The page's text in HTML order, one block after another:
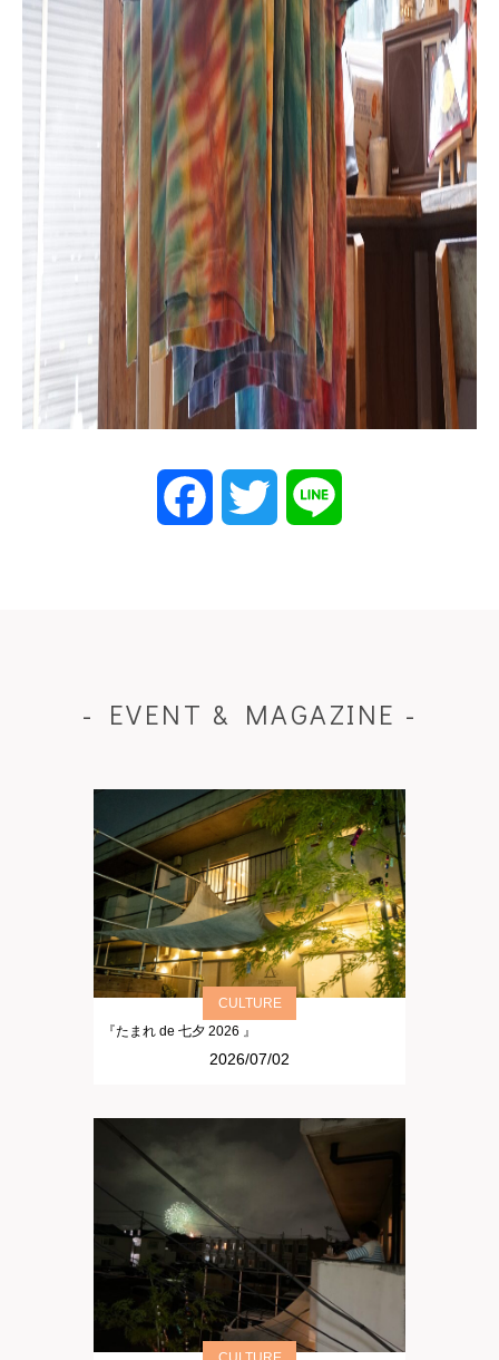
Facebook Twitter
- EVENT & MAGAZINE -
CULTURE
『たまれ de 七夕 2026 』
2026/07/02